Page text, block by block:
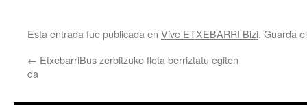
Esta entrada fue publicada en Vive ETXEBARRI Bizi. Guarda
← EtxebarriBus zerbitzuko flota berriztatu egiten
da